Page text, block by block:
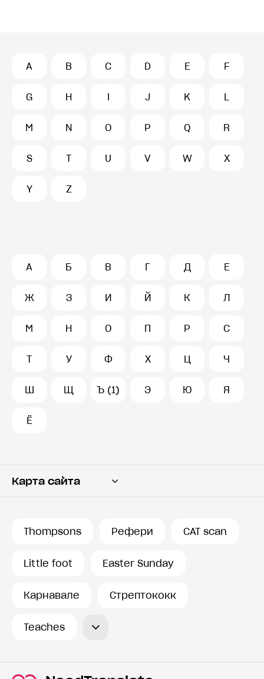
A B C D E F
G H I J K L
M N O P Q R
S T U V W X
Y Z
А Б В Г Д Е
Ж З И Й К Л
М Н О П Р С
Т У Ф Х Ц Ч
Ш Щ Ъ (1) Э Ю Я
Ё
Карта сайта
Thompsons Рефери CAT scan
Little foot Easter Sunday
Карнавале Стрептококк
Teaches